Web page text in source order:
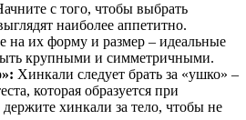
с того, чтобы выбрать
наиболее аппетитно.
на их форму и размер – идеальные
крупными и симметричными.
Хинкали следует брать за «ушко» –
которая образуется при
хинкали за тело, чтобы не